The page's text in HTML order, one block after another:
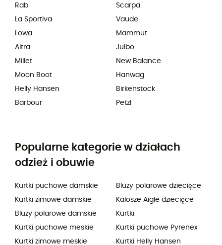
Rab
La Sportiva
Lowa
Altra
Millet
Moon Boot
Helly Hansen
Barbour
Scarpa
Vaude
Mammut
Julbo
New Balance
Hanwag
Birkenstock
Petzl
Popularne kategorie w działach
odzież i obuwie
Kurtki puchowe damskie
Kurtki zimowe damskie
Bluzy polarowe damskie
Kurtki puchowe meskie
Kurtki zimowe meskie
Bluzy polarowe dziecięce
Kalosze Aigle dziecięce
Kurtki
Kurtki puchowe Pyrenex
Kurtki Helly Hansen